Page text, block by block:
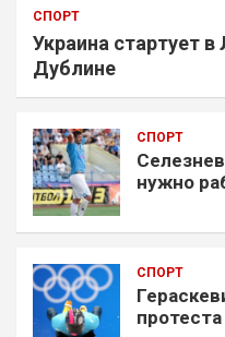
СПОРТ
Украина стартует
Дублине
СПОРТ
нужно
СПОРТ